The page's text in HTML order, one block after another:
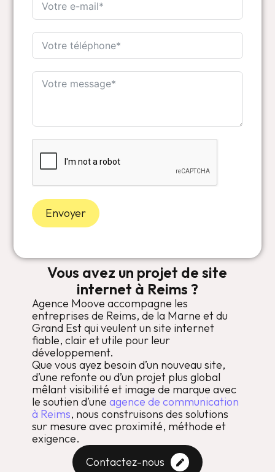
Envoyer
Vous avez un projet de site
internet à Reims ?
Agence Moove accompagne les
entreprises de Reims, de la Marne et du
Grand Est qui veulent un site internet
fiable, clair et utile pour leur
développement.
Que vous ayez besoin d’un nouveau site,
d’une refonte ou d’un projet plus global
mêlant visibilité et image de marque avec
le soutien d’une agence de communication
à Reims, nous construisons des solutions
sur mesure avec proximité, méthode et
exigence.
Contactez-nous